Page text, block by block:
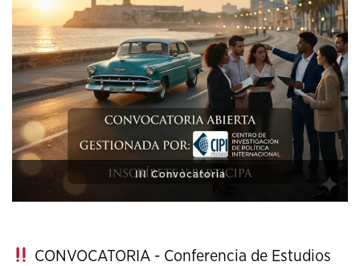
XI Conference on Strategic Studies
CONVOCATORIA - Conferencia de Estudios